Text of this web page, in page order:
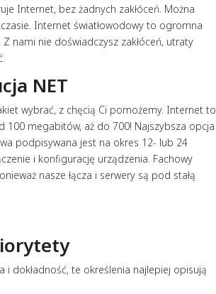
Internet, bez żadnych zakłóceń. Można
Internet światłowodowy to ogromna
nami nie doświadczysz zakłóceń, utraty
NET
wybrać, z chęcią Ci pomożemy. Internet to
100 megabitów, aż do 700! Najszybsza opcja
podpisywana jest na okres 12- lub 24
i konfigurację urządzenia. Fachowy
nasze łącza i serwery są pod stałą
i dokładność, te określenia najlepiej opisują